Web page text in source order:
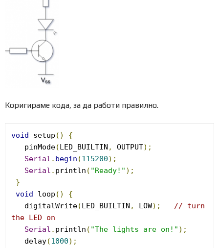
Коригираме кода, за да работи правилно.
void setup ()
{
   pinMode
(LED_BUILTIN , OUTPUT);
Serial . begin (115200);
Serial . println ( "Ready!" );
}
void loop ()
{
   digitalWrite
(LED_BUILTIN , LOW);
// turn
the LED on
Serial . println ( "The lights are on!" );
   delay
(1000);